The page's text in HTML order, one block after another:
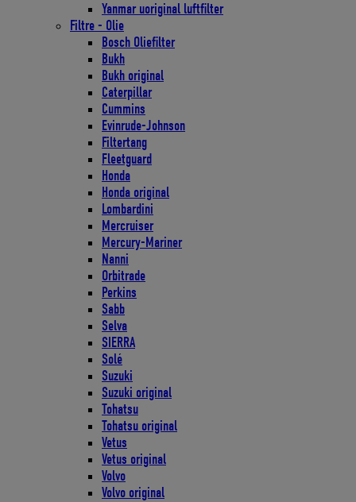
Yanmar uoriginal luftfilter
Filtre - Olie
Bosch Oliefilter
Bukh
Bukh original
Caterpillar
Cummins
Evinrude-Johnson
Filtertang
Fleetguard
Honda
Honda original
Lombardini
Mercruiser
Mercury-Mariner
Nanni
Orbitrade
Perkins
Sabb
Selva
SIERRA
Solé
Suzuki
Suzuki original
Tohatsu
Tohatsu original
Vetus
Vetus original
Volvo
Volvo original